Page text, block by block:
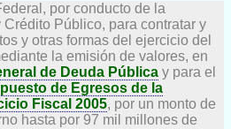
por conducto de la
Público, para contratar y
y otras formas del ejercicio del
la emisión de valores, en
de Deuda Pública y para el
de Egresos de la
Fiscal 2005, por un monto de
hasta por 97 mil millones de